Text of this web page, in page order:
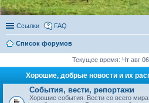
Ссылки FAQ
Список форумов
Текущее время: Чт авг
Хорошие, добрые новости и их
События, вести, репортажи
Хорошие события. Вести со всего